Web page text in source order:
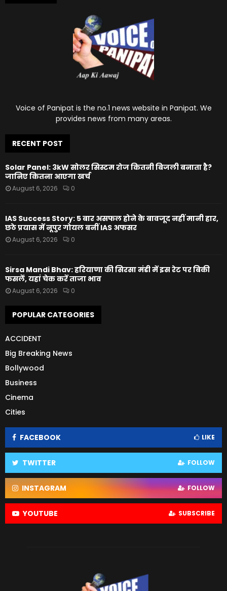
Voice of Panipat is the no.1 news website in Panipat. We
provides news from many areas.
RECENT POST
Solar Panel: 3kW सोलर सिस्टम रोज कितनी बिजली बनाता है?
जानिए कितना आएगा खर्च
August 6, 2026 0
IAS Success Story: 5 बार असफल होने के बावजूद नहीं मानी हार,
छठे प्रयास में नूपुर गोयल बनीं IAS अफसर
August 6, 2026 0
Sirsa Mandi Bhav: हरियाणा की सिरसा मंडी में इस रेट पर बिकी
फसलें, यहां चेक करें ताजा भाव
August 6, 2026 0
POPULAR CATEGORIES
ACCIDENT
Big Breaking News
Bollywood
Business
Cinema
Cities
FACEBOOK LIKE
TWITTER FOLLOW
INSTAGRAM FOLLOW
YOUTUBE SUBSCRIBE